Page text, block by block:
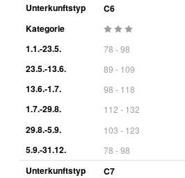
Unterkunftstyp
C6
Kategorie
1.1.-23.5.
78 - 98
23.5.-13.6. 89 - 109
13.6.-1.7. 98 - 118
1.7.-29.8. 112 - 132
29.8.-5.9. 103 - 123
5.9.-31.12. 78 - 98
Unterkunftstyp
C7